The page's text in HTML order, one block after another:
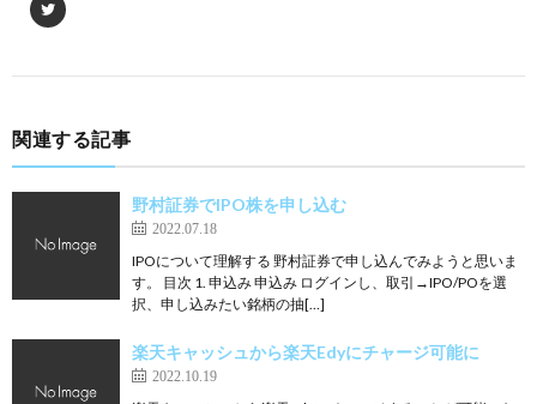
関連する記事
野村証券でIPO株を申し込む
2022.07.18
IPOについて理解する 野村証券で申し込んでみようと思いま
す。 目次 1. 申込み 申込み ログインし、取引→IPO/POを選
択、申し込みたい銘柄の抽[…]
楽天キャッシュから楽天Edyにチャージ可能に
2022.10.19